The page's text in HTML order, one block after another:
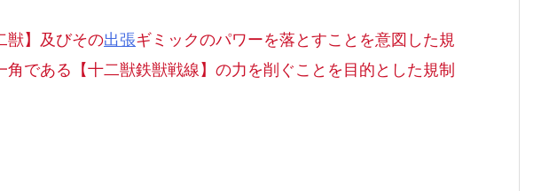
獣】及びその出張ギミックのパワーを落とすことを意図した規
である【十二獣鉄獣戦線】の力を削ぐことを目的とした規制